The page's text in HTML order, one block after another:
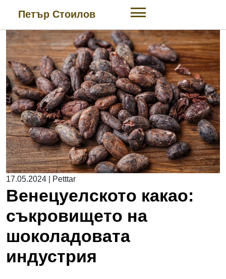
content
Петър Стоилов
17.05.2024 Petttar
Венецуелското какао:
съкровището на
шоколадовата
индустрия